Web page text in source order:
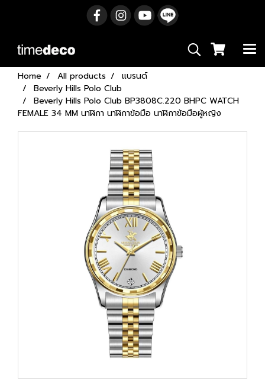
Home All products
แบรนด์
Beverly Hills Polo Club
Beverly Hills Polo Club BP3808C.220 BHPC WATCH
FEMALE 34 MM นาฬิกา นาฬิกาข้อมือ นาฬิกาข้อมือผู้หญิง